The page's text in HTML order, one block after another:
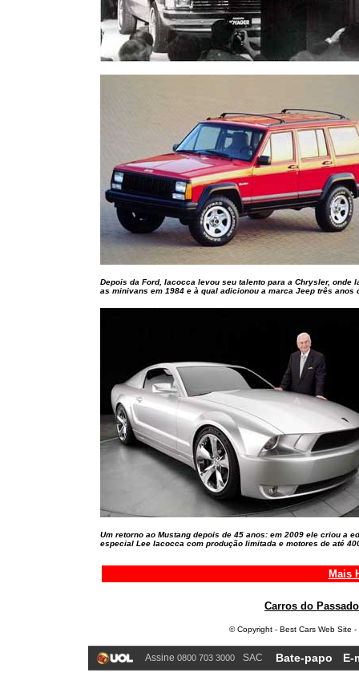
Depois da Ford, Iacocca levou seu talento para a Chrysler, onde
as minivans em 1984 e à qual adicionou a marca Jeep três anos
Um retorno ao Mustang depois de 45 anos: em 2009 ele criou a
especial Lee Iacocca com produção limitada e motores de até
Mais
Carros do Passado
© Copyright - Best Cars Web Site
Assine 0800 703 3000 SAC Bate-papo E-